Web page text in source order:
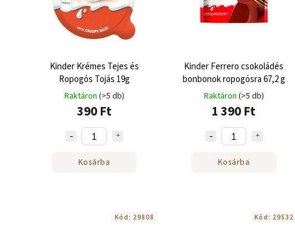
Kinder Krémes Tejes és
Ropogós Tojás 19g
Raktáron (>5 db)
390 Ft
Kosárba
Kinder Ferrero csokoládés
bonbonok ropogósra 67,2 g
Raktáron (>5 db)
1 390 Ft
Kosárba
Kód: 29808 Kód: 29532